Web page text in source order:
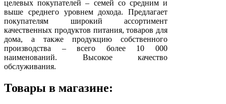
целевых покупателей – семей со средним и
выше среднего уровнем дохода. Предлагает
покупателям широкий ассортимент
качественных продуктов питания, товаров для
дома, а также продукцию собственного
производства – всего более 10 000
наименований. Высокое качество
обслуживания.
Товары в магазине: